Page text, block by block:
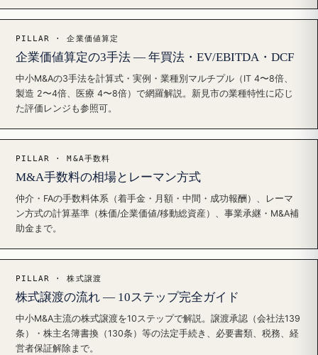
PILLAR · 企業価値算定
企業価値算定の3手法 — 年買法・EV/EBITDA・DCF
中小M&Aの3手法を計算式・実例・業種別マルチプル（IT 4〜8倍、
製造 2〜4倍、医療 4〜8倍）で網羅解説。新見市の業種特性に応じ
た評価レンジも参照可。
PILLAR · M&A手数料
M&A手数料の相場とレーマン方式
仲介・FAの手数料体系（着手金・月額・中間・成功報酬）、レーマ
ン方式の計算基準（株価/企業価値/移動総資産）、事業承継・M&A補
助金まで。
PILLAR · 株式譲渡
株式譲渡の流れ — 10ステップ完全ガイド
中小M&A主流の株式譲渡を10ステップで解説。譲渡承認（会社法139
条）・株主名簿書換（130条）等の法定手続き、必要書類、税務、経
営者保証解除まで。